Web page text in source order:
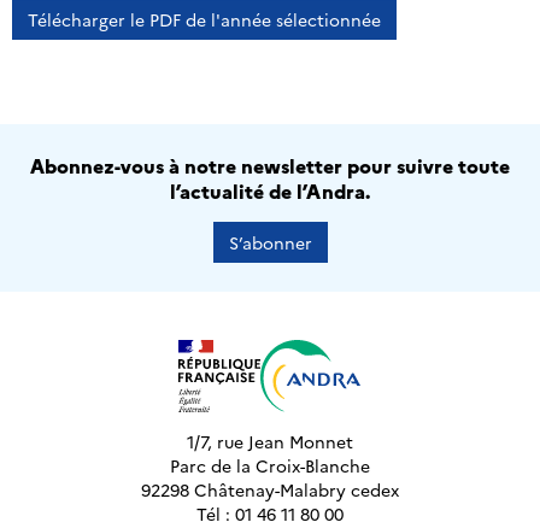
Télécharger le PDF de l'année sélectionnée
Abonnez-vous à notre newsletter pour suivre toute
l’actualité de l’Andra.
S’abonner
1/7, rue Jean Monnet
Parc de la Croix-Blanche
92298 Châtenay-Malabry cedex
Tél : 01 46 11 80 00